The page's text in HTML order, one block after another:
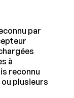
par
à
reconnu
plusieurs